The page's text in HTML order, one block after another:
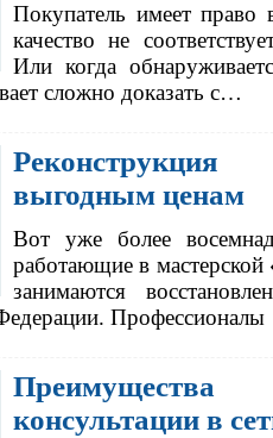
Покупатель имеет право
качество не
Или когда
сложно доказать с…
выгодным ценам
Вот уже более
работающие в мастерской
занимаются
консультации в